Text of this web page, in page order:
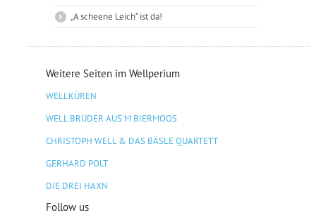
„A scheene Leich“ ist da!
Weitere Seiten im Wellperium
WELLKÜREN
WELL BRÜDER AUS'M BIERMOOS
CHRISTOPH WELL & DAS BÄSLE QUARTETT
GERHARD POLT
DIE DREI HAXN
Follow us